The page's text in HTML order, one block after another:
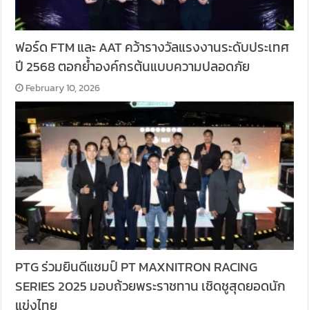
ฟอร์ด FTM และ AAT คว้ารางวัลแรงงานระดับประเทศ
ปี 2568 ตอกย้ำองค์กรต้นแบบความปลอดภัย
February 10, 2026
PTG ร่วมยินดีแชมป์ PT MAXNITRON RACING
SERIES 2025 มอบถ้วยพระราชทาน เชิดชูสุดยอดนัก
แข่งไทย